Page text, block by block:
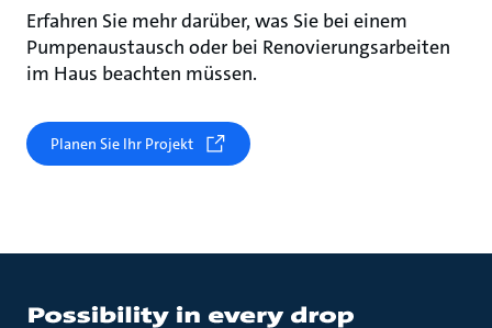
Erfahren Sie mehr darüber, was Sie bei einem
Pumpenaustausch oder bei Renovierungsarbeiten
im Haus beachten müssen.
Planen Sie Ihr Projekt